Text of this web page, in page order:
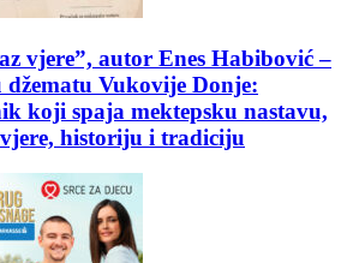
vjere”, autor Enes Habibović –
džematu Vukovije Donje:
koji spaja mektepsku nastavu,
vjere, historiju i tradiciju